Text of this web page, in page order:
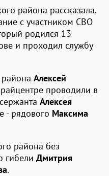
района рассказала,
с участником СВО
родился 13
и проходил службу
Алексей
райцентре проводили в
Алексея
- рядового Максима
района без
гибели Дмитрия
.